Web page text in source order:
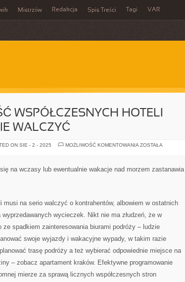
Mistrzów Redakcja Spis Treści Tagi VAR
WSPÓŁCZESNYCH HOTELI
WALCZYĆ
ON SIE - 2 - 2025 MOŻLIWOŚĆ KOMENTOWANIA WIĘKSZA
POWAŻNIE
ZOSTAŁA
na wczasy lub ewentualnie wakacje nad morzem zastanawia
na serio walczyć o kontrahentów, albowiem w ostatnich
wyprzedawanych wycieczek. Nikt nie ma złudzeń, że w
ze spadkiem zainteresowania biurami podróży – ludzie
swoje wyjazdy i wakacyjne wypady, w takim razie
trasę podróży a też wybierać odpowiednie miejsce na
– zobacz apartament kraków. Efektywne programowanie
mierze za sprawą licznych współczesnych stron